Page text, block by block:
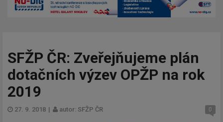
SFŽP ČR: Zveřejňujeme plán
dotačních výzev OPŽP na rok
2019
27. 9. 2018 | autor: SFŽP ČR 0